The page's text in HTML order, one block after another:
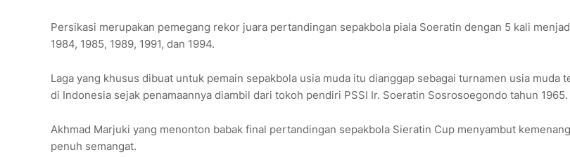
Persikasi merupakan pemegang rekor juara pertandingan sepakbola piala Soeratin dengan 5 kali
1984, 1985, 1989, 1991, dan 1994.
Laga yang khusus dibuat untuk pemain sepakbola usia muda itu dianggap sebagai turnamen usia muda
di Indonesia sejak penamaannya diambil dari tokoh pendiri PSSI Ir. Soeratin Sosrosoegondo tahun 1965.
Akhmad Marjuki yang menonton babak final pertandingan sepakbola Sieratin Cup menyambut
penuh semangat.